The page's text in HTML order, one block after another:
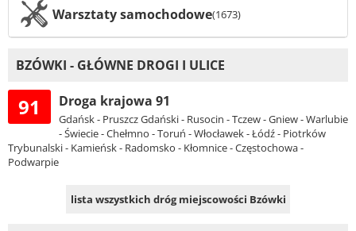
Warsztaty samochodowe(1673)
BZÓWKI - GŁÓWNE DROGI I ULICE
91 Droga krajowa 91
Gdańsk - Pruszcz Gdański - Rusocin - Tczew - Gniew - Warlubie
- Świecie - Chełmno - Toruń - Włocławek - Łódź - Piotrków
Trybunalski - Kamieńsk - Radomsko - Kłomnice - Częstochowa -
Podwarpie
lista wszystkich dróg miejscowości Bzówki